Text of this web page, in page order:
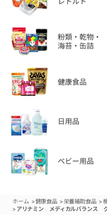
ホーム >健康食品 > 栄養補助食品 >
> アリナミン メディカルバランス